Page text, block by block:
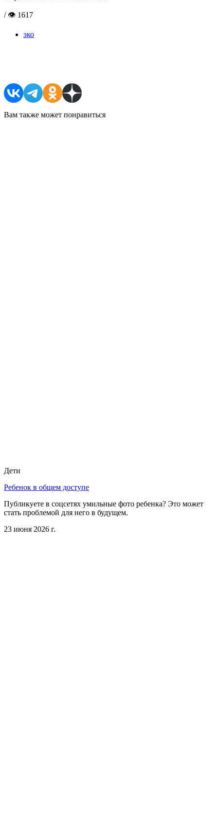
/ 👁 1617
эко
Вам также может понравиться
Дети
Ребенок в общем доступе
Публикуете в соцсетях умильные фото ребенка? Это может
стать проблемой для него в будущем.
23 июня 2026 г.